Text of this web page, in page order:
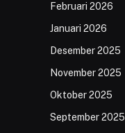
Februari 2026
Januari 2026
Desember 2025
November 2025
Oktober 2025
September 2025